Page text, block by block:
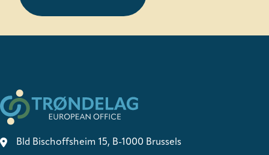
Bld Bischoffsheim 15, B-1000 Brussels